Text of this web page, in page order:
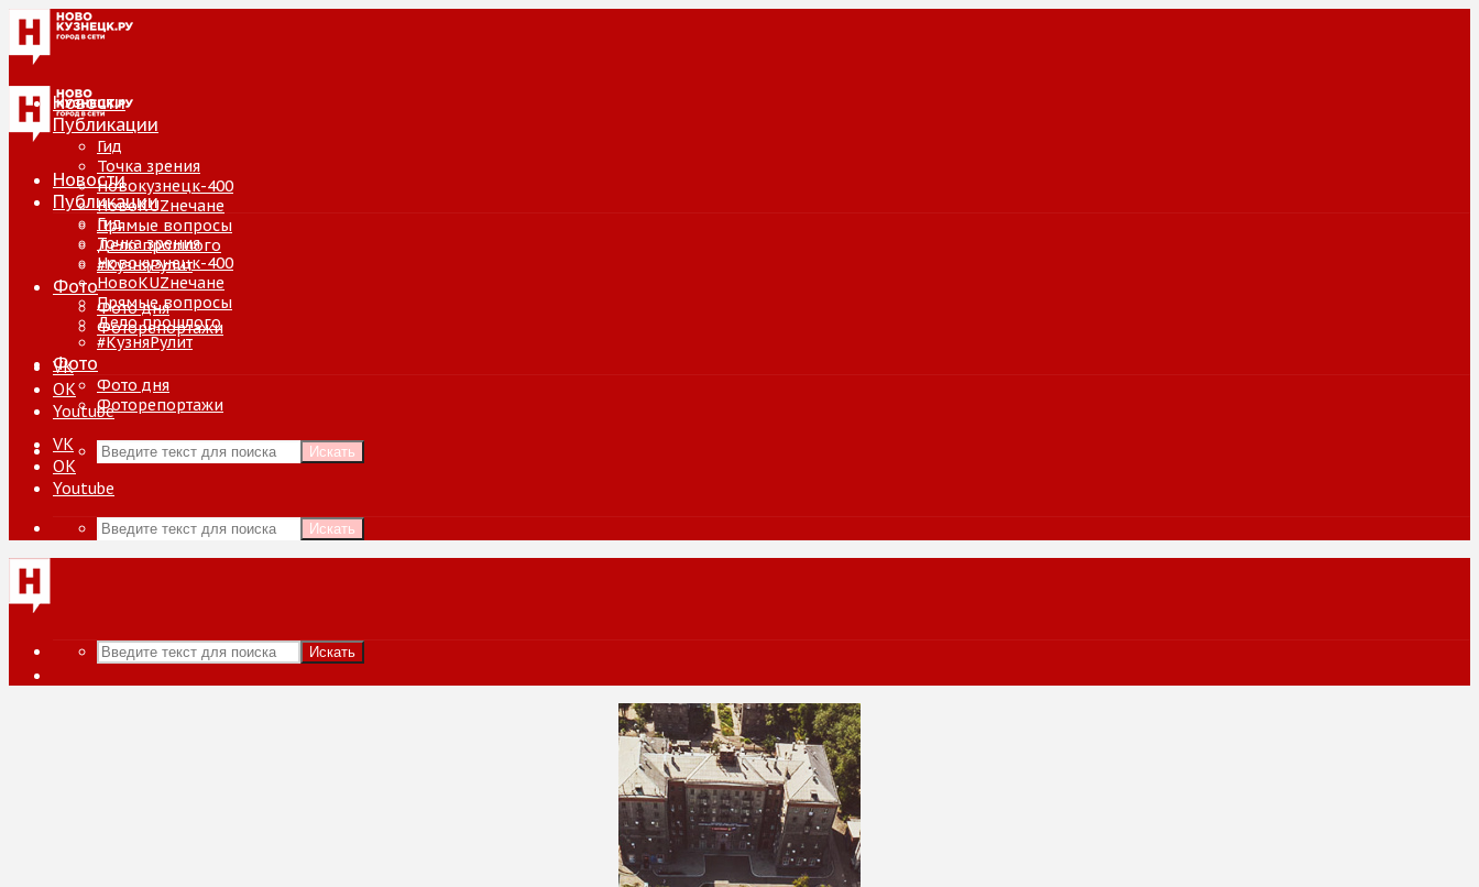
Новости
Публикации
Гид
Точка зрения
Новокузнецк-400
НовоKUZнечане
Прямые вопросы
Дело прошлого
#КузняРулит
Фото
Фото дня
Фоторепортажи
VK
ОК
Youtube
Искать
Новости
Публикации
Гид
Точка зрения
Новокузнецк-400
НовоKUZнечане
Прямые вопросы
Дело прошлого
#КузняРулит
Фото
Фото дня
Фоторепортажи
VK
ОК
Youtube
Искать
Искать